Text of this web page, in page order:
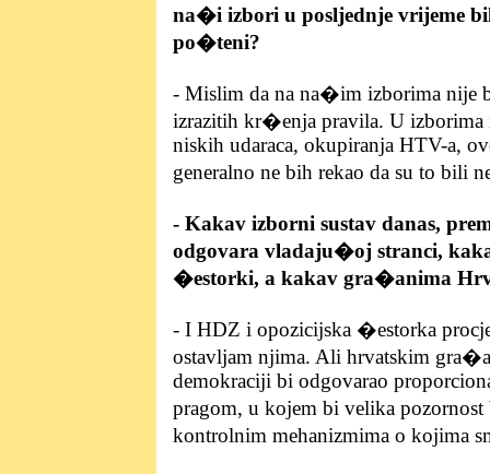
na�i izbori u posljednje vrijeme
po�teni?
- Mislim da na na�im izborima nije
izrazitih kr�enja pravila. U izborima
niskih udaraca, okupiranja HTV-a,
generalno ne bih rekao da su to bili
- Kakav izborni sustav danas,
odgovara vladaju�oj stranci,
�estorki, a kakav gra�anima
- I HDZ i opozicijska �estorka
ostavljam njima. Ali hrvatskim
demokraciji bi odgovarao
pragom, u kojem bi velika
kontrolnim mehanizmima o kojima